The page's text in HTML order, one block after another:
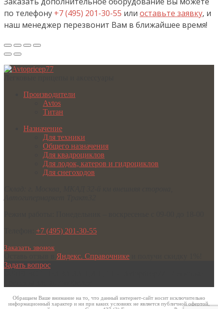
по телефону +7 (495) 201-30-55 или оставьте заявку, и
наш менеджер перезвонит Вам в ближайшее время!
Производители
Avtos
Титан
Назначение
Для техники
Общего назначения
Для квадроциклов
Для лодок, катеров и гидроциклов
Для снегоходов
+7 (495) 201-30-55
Заказать звонок
Яндекс. Справочнике
Задать вопрос
Обращаем Ваше внимание на то, что данный интернет-сайт носит исключительно
информационный характер и ни при каких условиях не является публичной офертой,